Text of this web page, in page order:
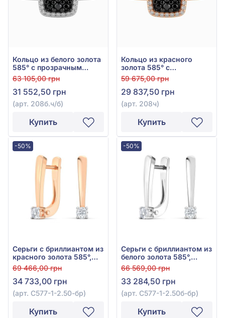
Кольцо из белого золота
585° с прозрачным
бриллиантом 0,069ct и
чёрным бриллиантом
0,117ct, арт. 208б.ч/б
63 105,00 грн
31 552,50 грн
(арт. 208б.ч/б)
Купить
Кольцо из красного
золота 585° с
прозрачным
бриллиантом 0,069ct и
чёрным бриллиантом
0,117ct, арт. 208ч
59 675,00 грн
29 837,50 грн
(арт. 208ч)
Купить
-50%
Серьги с бриллиантом из
красного золота 585°,
0,12ct, арт. С577-1-2.50к-
бр
69 466,00 грн
34 733,00 грн
(арт. С577-1-2.50-бр)
Купить
-50%
Серьги с бриллиантом из
белого золота 585°,
0,11ct, арт. С577-1-2.50б-
бр
66 569,00 грн
33 284,50 грн
(арт. С577-1-2.50б-бр)
Купить